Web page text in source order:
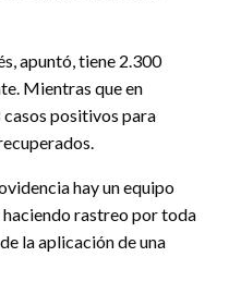
apuntó, tiene 2.300
Mientras que en
positivos para
hay un equipo
rastreo por toda
la aplicación de una